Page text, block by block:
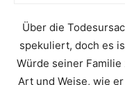
Über die
spekuliert, doch es
Würde seiner
Art und Weise, wie